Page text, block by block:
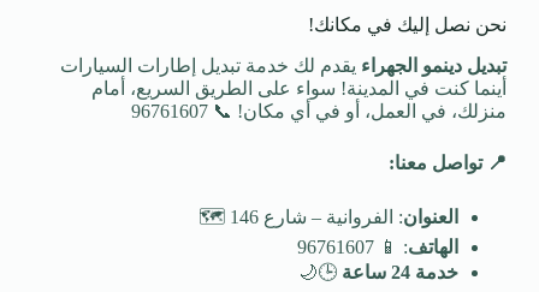
نحن نصل إليك في مكانك!
تبديل دينمو الجهراء يقدم لك خدمة تبديل إطارات السيارات
أينما كنت في المدينة! سواء على الطريق السريع، أمام
منزلك، في العمل، أو في أي مكان! 📞 96761607
📍 تواصل معنا:
العنوان: الفروانية – شارع 146 🗺️
الهاتف: 📱 96761607
خدمة 24 ساعة
🕒🌙